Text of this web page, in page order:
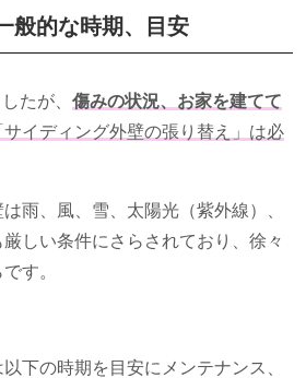
的な時期、目安
たが、 傷みの状況、お家を建てて
サイディング外壁の張り替え」は必
雨、風、雪、太陽光（紫外線）、
しい条件にさらされており、徐々
す。
下の時期を目安にメンテナンス、